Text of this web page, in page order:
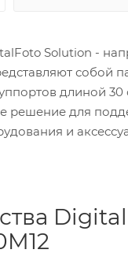
Solution -
собой
длиной 30
решение для
и